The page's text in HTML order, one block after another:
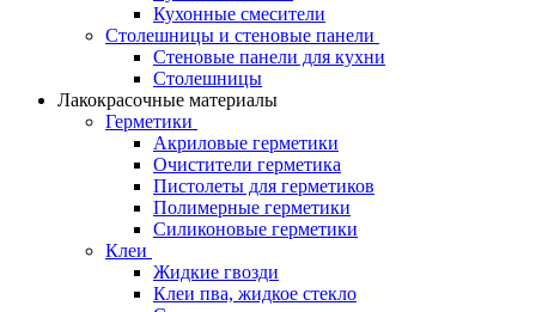
Кухонные смесители
Столешницы и стеновые панели
Стеновые панели для кухни
Столешницы
Лакокрасочные материалы
Герметики
Акриловые герметики
Очистители герметика
Пистолеты для герметиков
Полимерные герметики
Силиконовые герметики
Клеи
Жидкие гвозди
Клеи пва, жидкое стекло